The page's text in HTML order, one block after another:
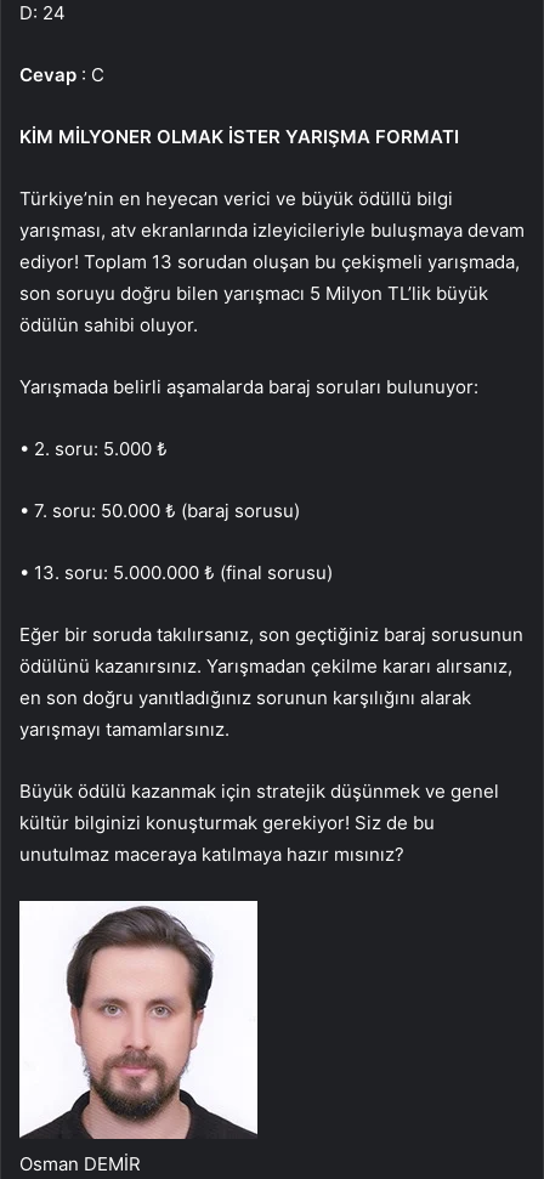
D: 24
Cevap : C
KİM MİLYONER OLMAK İSTER YARIŞMA FORMATI
Türkiye’nin en heyecan verici ve büyük ödüllü bilgi
yarışması, atv ekranlarında izleyicileriyle buluşmaya devam
ediyor! Toplam 13 sorudan oluşan bu çekişmeli yarışmada,
son soruyu doğru bilen yarışmacı 5 Milyon TL’lik büyük
ödülün sahibi oluyor.
Yarışmada belirli aşamalarda baraj soruları bulunuyor:
• 2. soru: 5.000 ₺
• 7. soru: 50.000 ₺ (baraj sorusu)
• 13. soru: 5.000.000 ₺ (final sorusu)
Eğer bir soruda takılırsanız, son geçtiğiniz baraj sorusunun
ödülünü kazanırsınız. Yarışmadan çekilme kararı alırsanız,
en son doğru yanıtladığınız sorunun karşılığını alarak
yarışmayı tamamlarsınız.
Büyük ödülü kazanmak için stratejik düşünmek ve genel
kültür bilginizi konuşturmak gerekiyor! Siz de bu
unutulmaz maceraya katılmaya hazır mısınız?
Osman DEMİR